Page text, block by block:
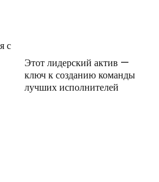
с
Этот лидерский актив —
ключ к созданию команды
лучших исполнителей